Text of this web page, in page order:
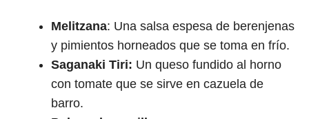
Melitzana: Una salsa espesa de berenjenas
y pimientos horneados que se toma en frío.
Saganaki Tiri: Un queso fundido al horno
con tomate que se sirve en cazuela de
barro.